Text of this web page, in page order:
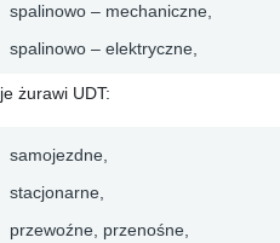
spalinowo – mechaniczne,
spalinowo – elektryczne,
żurawi UDT:
samojezdne,
stacjonarne,
przewoźne, przenośne,